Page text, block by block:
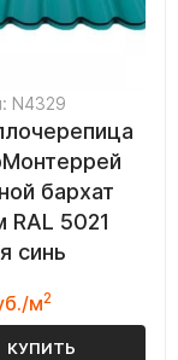
N4329
бархат
RAL 5021
синь
м2
КУПИТЬ